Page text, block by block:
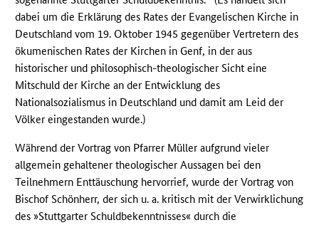
dabei um die Erklärung des Rates der Evangelischen Kirche in
Deutschland vom 19. Oktober 1945 gegenüber Vertretern des
ökumenischen Rates der Kirchen in Genf, in der aus
historischer und philosophisch-theologischer Sicht eine
Mitschuld der Kirche an der Entwicklung des
Nationalsozialismus in Deutschland und damit am Leid der
Völker eingestanden wurde.)
Während der Vortrag von Pfarrer Müller aufgrund vieler
allgemein gehaltener theologischer Aussagen bei den
Teilnehmern Enttäuschung hervorrief, wurde der Vortrag von
Bischof Schönherr, der sich u. a. kritisch mit der Verwirklichung
des »Stuttgarter Schuldbekenntnisses« durch die